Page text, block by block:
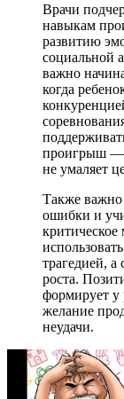
Врачи
навыкам
развитию
социальной
важно
когда
проигрыш —
не умаляет
Также важно
ошибки и
трагедией, а
роста.
формирует у
желание
неудачи.